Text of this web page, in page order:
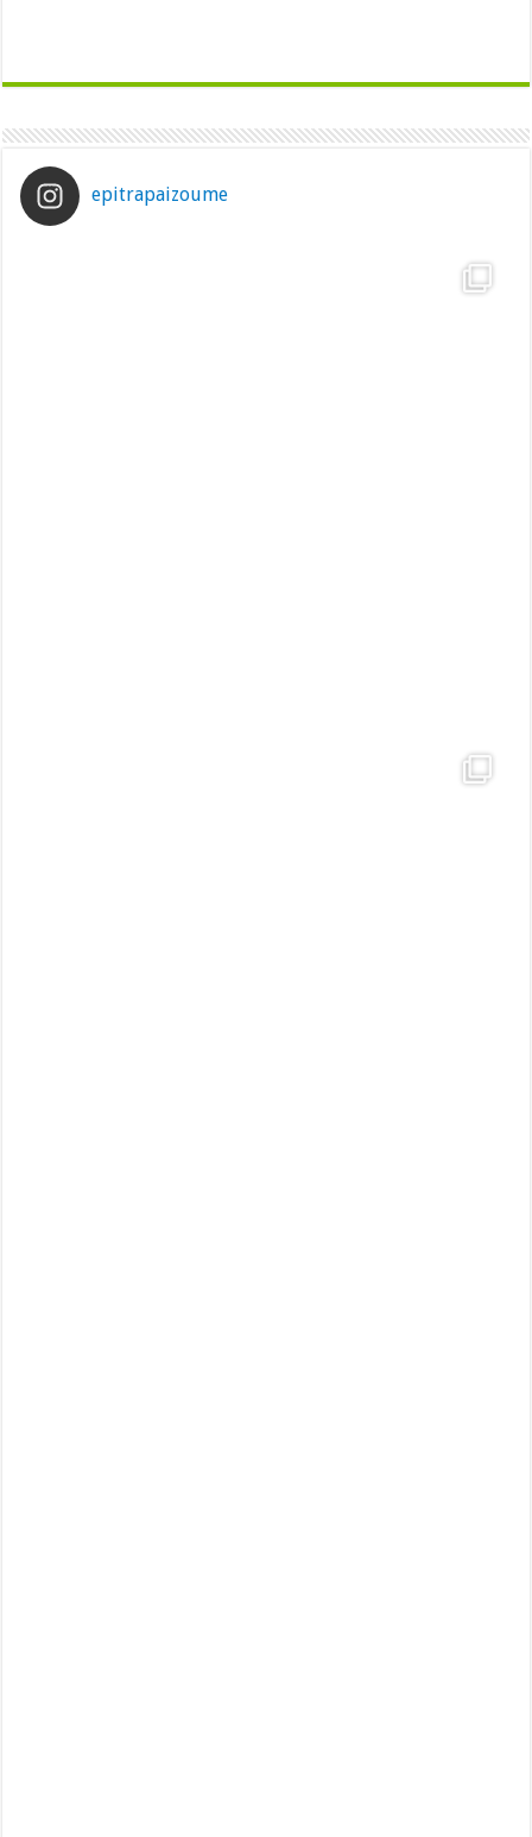
epitrapaizoume